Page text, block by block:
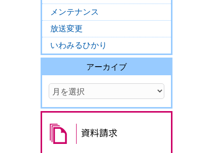
メンテナンス
放送変更
いわみるひかり
アーカイブ